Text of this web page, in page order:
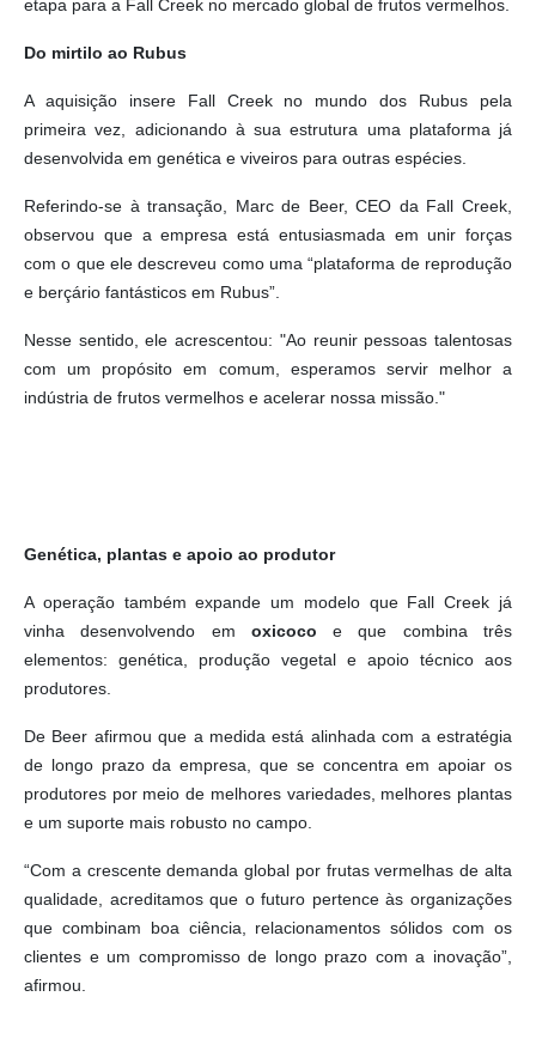
etapa para a Fall Creek no mercado global de frutos vermelhos.
Do mirtilo ao Rubus
A aquisição insere Fall Creek no mundo dos Rubus pela
primeira vez, adicionando à sua estrutura uma plataforma já
desenvolvida em genética e viveiros para outras espécies.
Referindo-se à transação, Marc de Beer, CEO da Fall Creek,
observou que a empresa está entusiasmada em unir forças
com o que ele descreveu como uma “plataforma de reprodução
e berçário fantásticos em Rubus”.
Nesse sentido, ele acrescentou: "Ao reunir pessoas talentosas
com um propósito em comum, esperamos servir melhor a
indústria de frutos vermelhos e acelerar nossa missão."
Genética, plantas e apoio ao produtor
A operação também expande um modelo que Fall Creek já
vinha desenvolvendo em oxicoco e que combina três
elementos: genética, produção vegetal e apoio técnico aos
produtores.
De Beer afirmou que a medida está alinhada com a estratégia
de longo prazo da empresa, que se concentra em apoiar os
produtores por meio de melhores variedades, melhores plantas
e um suporte mais robusto no campo.
“Com a crescente demanda global por frutas vermelhas de alta
qualidade, acreditamos que o futuro pertence às organizações
que combinam boa ciência, relacionamentos sólidos com os
clientes e um compromisso de longo prazo com a inovação”,
afirmou.